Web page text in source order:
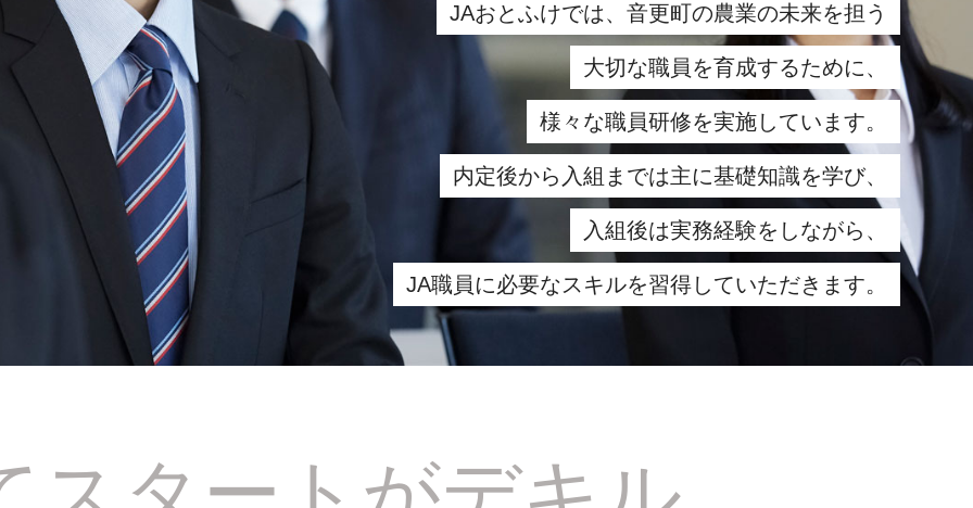
JAおとふけでは、音更町の農業の未来を担う
大切な職員を育成するために、
様々な職員研修を実施しています。
内定後から入組までは主に基礎知識を学び、
入組後は実務経験をしながら、
JA職員に必要なスキルを習得していただきます。